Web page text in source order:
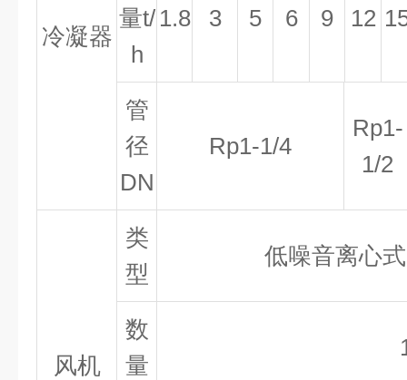
冷凝器
量t/
h
1.8 3 5 6 9 12
管
径
DN
Rp1-1/4
Rp1-
1/2
风机
类
型
低噪音离心
数
量